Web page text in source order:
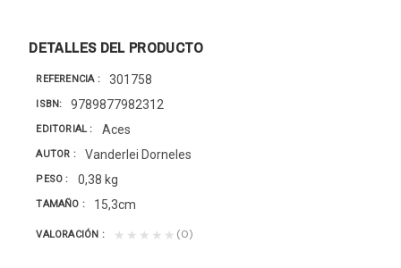
DETALLES DEL PRODUCTO
REFERENCIA 301758
ISBN 9789877982312
EDITORIAL Aces
AUTOR Vanderlei Dorneles
PESO 0,38 kg
TAMAÑO 15,3cm
VALORACIÓN ★★★★★ (0)